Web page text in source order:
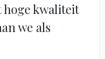
hoge kwaliteit
we als